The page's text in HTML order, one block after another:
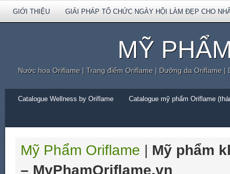
GIỚI THIỆU GIẢI PHÁP TỔ CHỨC NGÀY HỘI LÀM ĐẸP CHO
MỸ
Nước hoa Oriflame | Trang điểm Oriflame | Dưỡng da Oriflame
Catalogue Wellness by Oriflame Catalogue mỹ phẩm Oriflame
Mỹ Phẩm Oriflame | Mỹ phẩm
– MyPhamOriflame.vn